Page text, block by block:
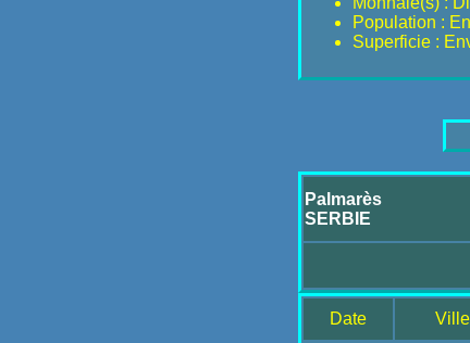
Population :
Superficie :
Palmarès
SERBIE
Date